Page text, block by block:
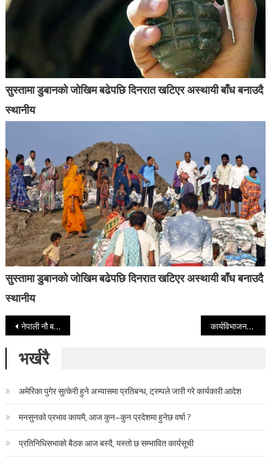
सुस्तामा डुबानको जोखिम बढेपछि दिनरात खटिएर अस्थायी बाँध बनाउदै
स्थानीय
सुस्तामा डुबानको जोखिम बढेपछि दिनरात खटिएर अस्थायी बाँध बनाउदै
स्थानीय
Post navigation
नेपाली नौ बक्सर फाइनलमा (भिडियो सहित) कार्यविभाजनपछि प्रचण्डको योजना तिव्र, ल्याउँदैछन् ६ महिने कार्यक्रम
भर्खरै
अमेरिका पुगेर सुत्केरी हुने अभ्यासमा प्रतिबन्ध, ट्रम्पले जारी गरे कार्यकारी आदेश
मनसुनको प्रभाव कायमै, आज कुन–कुन प्रदेशमा हुनेछ वर्षा ?
प्रतिनिधिसभाको बैठक आज बस्दै, यस्तो छ सम्भावित कार्यसूची